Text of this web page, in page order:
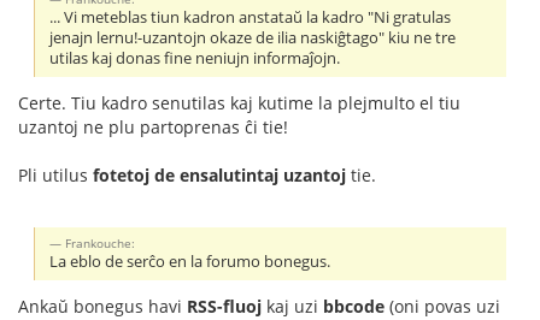
... Vi meteblas tiun kadron anstataŭ la kadro "Ni gratulas
jenajn lernu!-uzantojn okaze de ilia naskiĝtago" kiu ne tre
utilas kaj donas fine neniujn informaĵojn.
Certe. Tiu kadro senutilas kaj kutime la plejmulto el tiu
uzantoj ne plu partoprenas ĉi tie!
Pli utilus fotetoj de ensalutintaj uzantoj tie.
Frankouche:
La eblo de serĉo en la forumo bonegus.
Ankaŭ bonegus havi RSS-fluoj kaj uzi bbcode (oni povas uzi